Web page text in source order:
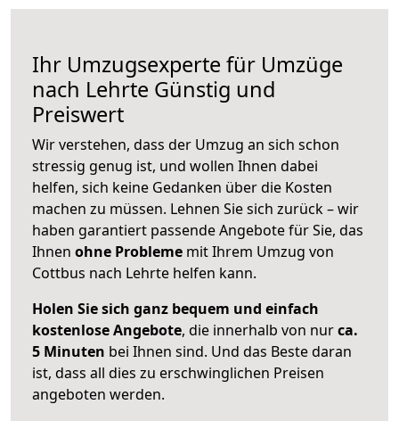
Ihr Umzugsexperte für Umzüge
nach Lehrte Günstig und
Preiswert
Wir verstehen, dass der Umzug an sich schon
stressig genug ist, und wollen Ihnen dabei
helfen, sich keine Gedanken über die Kosten
machen zu müssen. Lehnen Sie sich zurück – wir
haben garantiert passende Angebote für Sie, das
Ihnen ohne Probleme mit Ihrem Umzug von
Cottbus nach Lehrte helfen kann.
Holen Sie sich ganz bequem und einfach
kostenlose Angebote, die innerhalb von nurca.
5 Minuten bei Ihnen sind. Und das Beste daran
ist, dass all dies zu erschwinglichen Preisen
angeboten werden.